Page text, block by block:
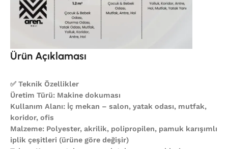
Ürün Açıklaması
✅ Teknik Özellikler
Üretim Türü: Makine dokuması
Kullanım Alanı: İç mekan – salon, yatak odası, mutfak,
koridor, ofis
Malzeme: Polyester, akrilik, polipropilen, pamuk karışımlı
iplik çeşitleri (ürüne göre değişir)